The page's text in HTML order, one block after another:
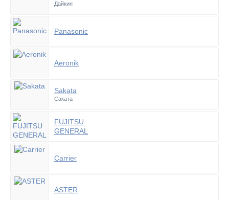
Дайкин
Panasonic
Aeronik
Sakata
Саката
FUJITSU
GENERAL
Carrier
ASTER